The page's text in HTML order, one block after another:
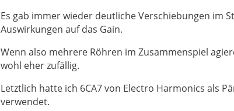
Es gab immer wieder deutliche Verschiebungen im
Auswirkungen auf das Gain.
Wenn also mehrere Röhren im Zusammenspiel
wohl eher zufällig.
Letztlich hatte ich 6CA7 von Electro Harmonics als
verwendet.